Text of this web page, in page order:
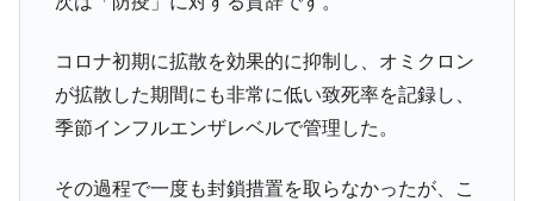
Fact1 今話題の「楽天ライオンズ」とは？
Fact1 奇跡の毛色「白毛馬」とは？
Fact1
全て勝つといくら？ 競馬GI競走で勝利騎手がもら
える賞金とは？
コロナ初期に拡散を効果的に抑制し、オミクロン
が拡散した期間にも非常に低い致死率を記録し、
季節インフルエンザレベルで管理した。
その過程で一度も封鎖措置を取らなかったが、こ